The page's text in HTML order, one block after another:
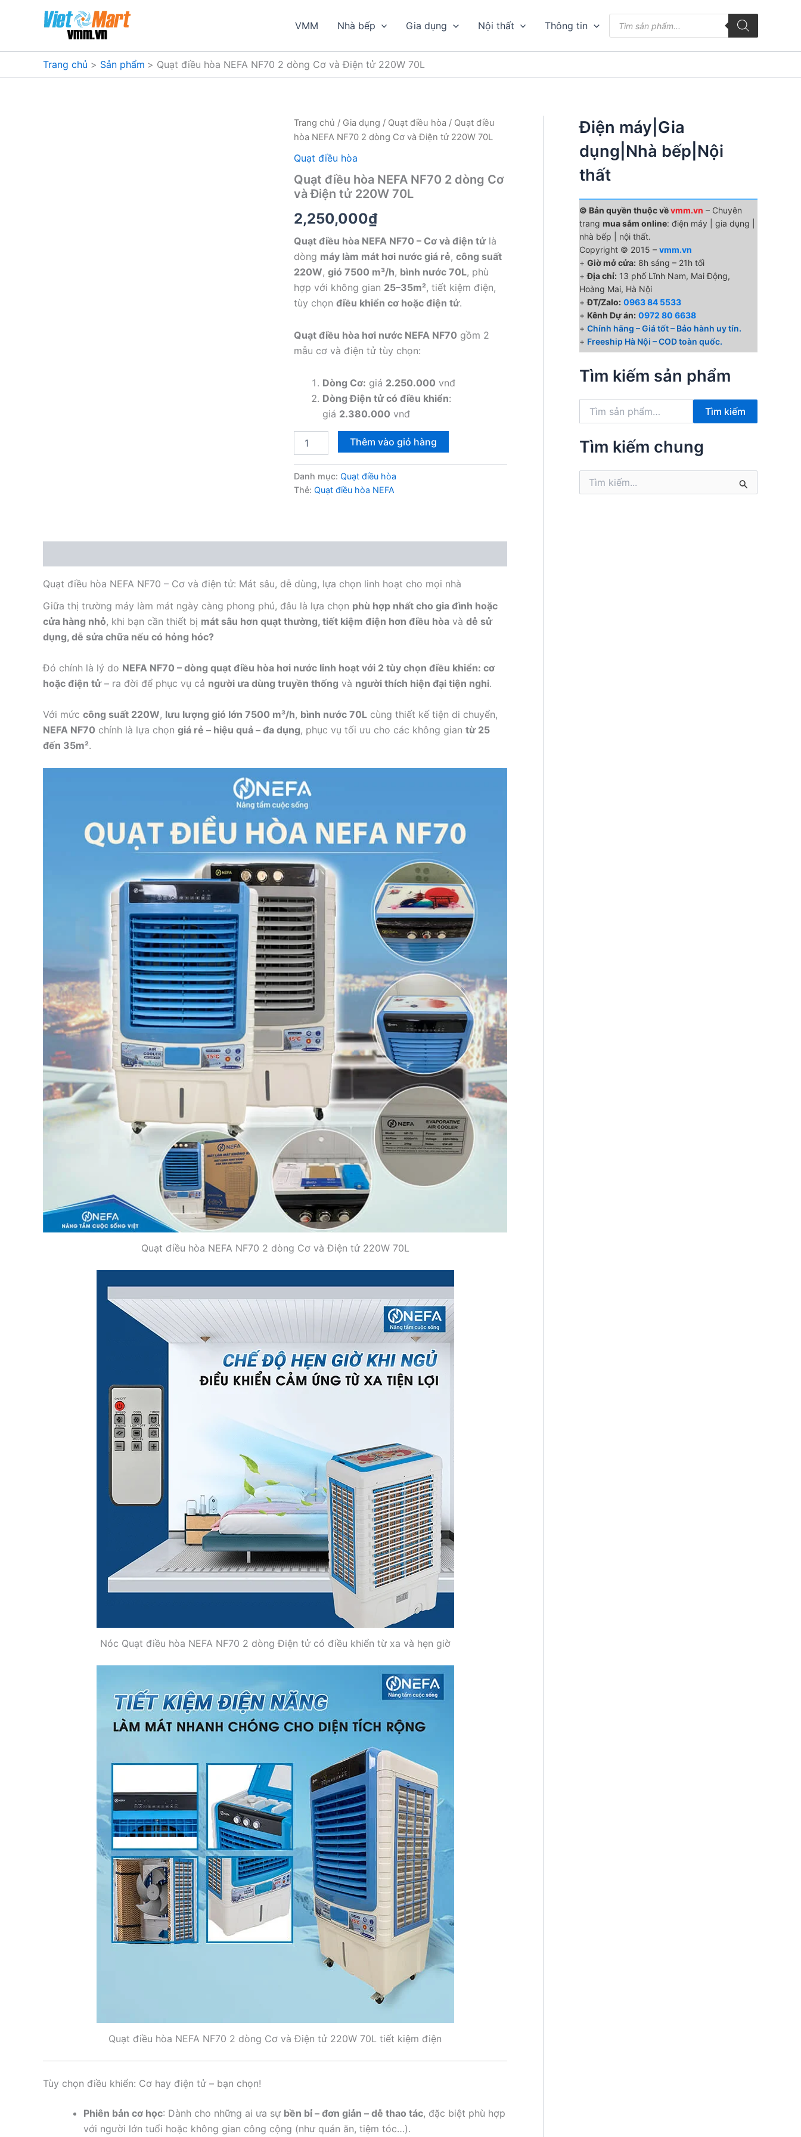
dung
VMM Nhà bếp Gia dụng Nội thất Thông tin
kiếm
phẩm
Trang chủ Sản phẩm Quạt điều hòa NEFA NF70 2 dòng Cơ và Điện tử 220W 70L
Trang chủ / Gia dụng / Quạt điều hòa / Quạt điều
hòa NEFA NF70 2 dòng Cơ và Điện tử 220W 70L
Quạt điều hòa
Quạt điều hòa NEFA NF70 2 dòng Cơ
và Điện tử 220W 70L
2,250,000₫
Quạt điều hòa NEFA NF70 – Cơ và điện tửlà
dòng máy làm mát hơi nước giá rẻ, công suất
220W, gió 7500 m³/h, bình nước 70L, phù
hợp với không gian 25–35m², tiết kiệm điện,
tùy chọn điều khiển cơ hoặc điện tử.
Quạt điều hòa hơi nước NEFA NF70 gồm 2
mẫu cơ và điện tử tùy chọn:
Dòng Cơ: giá 2.250.000 vnđ
Dòng Điện tử có điều khiển:
giá 2.380.000 vnđ
điều
NEFA
NF70
2
Điện
220W
70L
lượng
Thêm vào giỏ hàng
Danh mục: Quạt điều hòa
Thẻ: Quạt điều hòa NEFA
Quạt điều hòa NEFA NF70 – Cơ và điện tử: Mát sâu, dễ dùng, lựa chọn linh hoạt cho mọi nhà
Giữa thị trường máy làm mát ngày càng phong phú, đâu là lựa chọn phù hợp nhất cho gia đình hoặc
cửa hàng nhỏ, khi bạn cần thiết bị mát sâu hơn quạt thường, tiết kiệm điện hơn điều hòa và dễ sử
dụng, dễ sửa chữa nếu có hỏng hóc?
Đó chính là lý do NEFA NF70 – dòng quạt điều hòa hơi nước linh hoạt với 2 tùy chọn điều khiển: cơ
hoặc điện tử– ra đời để phục vụ cả người ưa dùng truyền thống và người thích hiện đại tiện nghi.
Với mức công suất 220W, lưu lượng gió lớn 7500 m³/h, bình nước 70L cùng thiết kế tiện di chuyển,
NEFA NF70 chính là lựa chọn giá rẻ – hiệu quả – đa dụng, phục vụ tối ưu cho các không gian từ 25
đến 35m².
Quạt điều hòa NEFA NF70 2 dòng Cơ và Điện tử 220W 70L
Nóc Quạt điều hòa NEFA NF70 2 dòng Điện tử có điều khiển từ xa và hẹn giờ
Quạt điều hòa NEFA NF70 2 dòng Cơ và Điện tử 220W 70L tiết kiệm điện
Tùy chọn điều khiển: Cơ hay điện tử – bạn chọn!
Phiên bản cơ học: Dành cho những ai ưa sự bền bỉ – đơn giản – dễ thao tác, đặc biệt phù hợp
với người lớn tuổi hoặc không gian công cộng (như quán ăn, tiệm tóc…).
Điện máy|Gia
dụng|Nhà bếp|Nội
thất
© Bản quyền thuộc vềvmm.vn – Chuyên
trang mua sắm online: điện máy | gia dụng |
nhà bếp | nội thất.
Copyright © 2015 – vmm.vn
+ Giờ mở cửa: 8h sáng – 21h tối
+Địa chỉ: 13 phố Lĩnh Nam, Mai Động,
Hoàng Mai, Hà Nội
+ĐT/Zalo: 0963 84 5533
+ Kênh Dự án: 0972 80 6638
+ Chính hãng – Giá tốt – Bảo hành uy tín.
+ Freeship Hà Nội – COD toàn quốc.
Tìm kiếm sản phẩm
k
Tìm kiếm
Tìm kiếm chung